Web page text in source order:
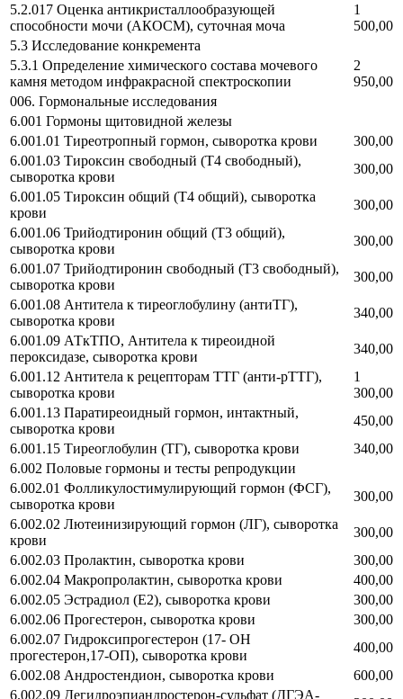
5.2.017 Оценка антикристаллообразующей
способности мочи (АКОСМ), суточная моча
1
500,00
5.3 Исследование конкремента
5.3.1 Определение химического состава мочевого
камня методом инфракрасной спектроскопии
2
950,00
006. Гормональные исследования
6.001 Гормоны щитовидной железы
6.001.01 Тиреотропный гормон, сыворотка крови
300,00
6.001.03 Тироксин свободный (Т4 свободный),
сыворотка крови
300,00
6.001.05 Тироксин общий (Т4 общий), сыворотка
крови
300,00
6.001.06 Трийодтиронин общий (Т3 общий),
сыворотка крови
300,00
6.001.07 Трийодтиронин свободный (Т3 свободный),
сыворотка крови
300,00
6.001.08 Антитела к тиреоглобулину (антиТГ),
сыворотка крови
340,00
6.001.09 АТкТПО, Антитела к тиреоидной
пероксидазе, сыворотка крови
340,00
6.001.12 Антитела к рецепторам ТТГ (анти-рТТГ),
сыворотка крови
1
300,00
6.001.13 Паратиреоидный гормон, интактный,
сыворотка крови
450,00
6.001.15 Тиреоглобулин (ТГ), сыворотка крови
340,00
6.002 Половые гормоны и тесты репродукции
6.002.01 Фолликулостимулирующий гормон (ФСГ),
сыворотка крови
300,00
6.002.02 Лютеинизирующий гормон (ЛГ), сыворотка
крови
300,00
6.002.03 Пролактин, сыворотка крови
300,00
6.002.04 Макропролактин, сыворотка крови
400,00
6.002.05 Эстрадиол (E2), сыворотка крови
300,00
6.002.06 Прогестерон, сыворотка крови
300,00
6.002.07 Гидроксипрогестерон (17- ОН
прогестерон,17-ОП), сыворотка крови
400,00
6.002.08 Андростендион, сыворотка крови
600,00
6.002.09 Дегидроэпиандростерон-сульфат (ДГЭА-